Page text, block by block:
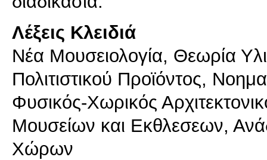
Λέξεις Κλειδιά
Νέα Μουσειολογία, Θεωρία
Πολιτιστικού Προϊόντος,
Φυσικός-Χωρικός
Μουσείων και Εκθλεσεων,
Χώρων